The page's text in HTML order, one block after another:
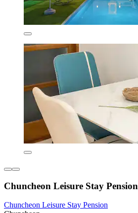
Chuncheon Leisure Stay Pension
Chuncheon Leisure Stay Pension